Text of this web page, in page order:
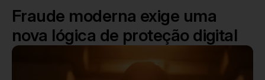
Fraude moderna exige uma
nova lógica de proteção digital